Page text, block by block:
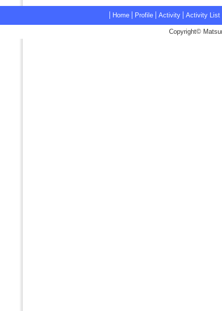
Home Profile Activity Activity List
Copyright©